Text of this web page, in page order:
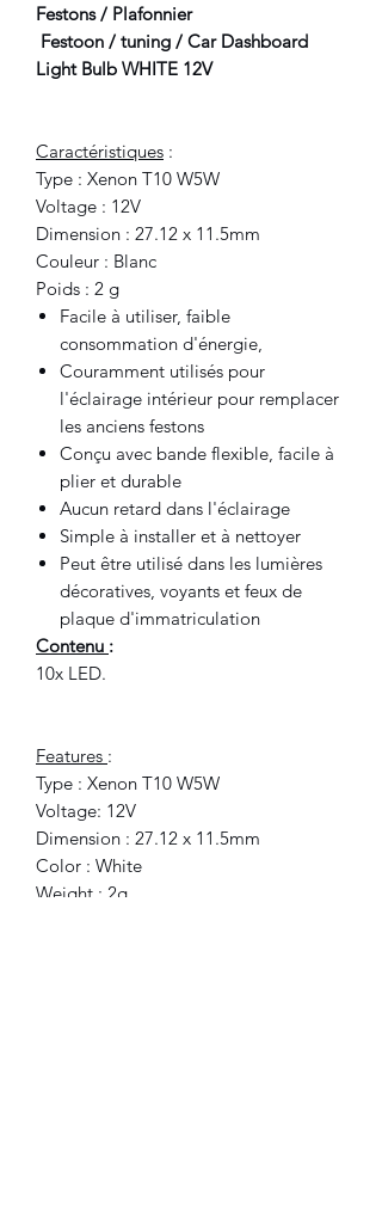
Festons / Plafonnier
Festoon / tuning / Car Dashboard
Light Bulb WHITE 12V
Caractéristiques :
Type : Xenon T10 W5W
Voltage : 12V
Dimension : 27.12 x 11.5mm
Couleur : Blanc
Poids : 2 g
Facile à utiliser, faible
consommation d'énergie,
Couramment utilisés pour
l'éclairage intérieur pour remplacer
les anciens festons
Conçu avec bande flexible, facile à
plier et durable
Aucun retard dans l'éclairage
Simple à installer et à nettoyer
Peut être utilisé dans les lumières
décoratives, voyants et feux de
plaque d'immatriculation
Contenu :
10x LED.
Features :
Type : Xenon T10 W5W
Voltage: 12V
Dimension : 27.12 x 11.5mm
Color : White
Weight : 2g